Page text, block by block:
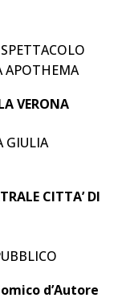
APOTHEMA
VERONA
GIULIA
CITTA’ DI
d’Autore